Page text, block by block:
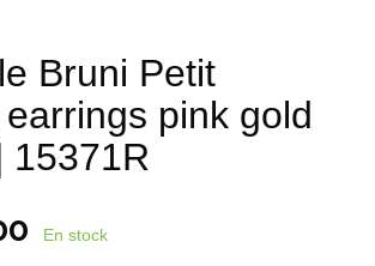
Bruni Petit
pink gold
15371R
En stock